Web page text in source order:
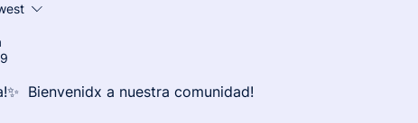
Bienvenidx a nuestra comunidad!